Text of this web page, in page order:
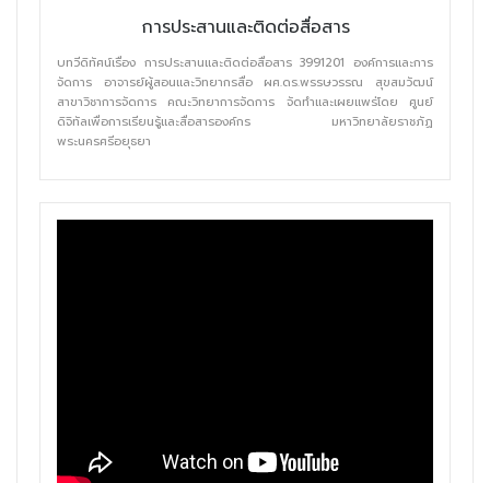
การประสานและติดต่อสื่อสาร
บทวีดิทัศน์เรื่อง การประสานและติดต่อสื่อสาร 3991201 องค์การและการ
จัดการ อาจารย์ผู้สอนและวิทยากรสื่อ ผศ.ดร.พรรษวรรณ สุขสมวัฒน์
สาขาวิชาการจัดการ คณะวิทยาการจัดการ จัดทำและเผยแพร่โดย ศูนย์
ดิจิทัลเพื่อการเรียนรู้และสื่อสารองค์กร มหาวิทยาลัยราชภัฏ
พระนครศรีอยุธยา